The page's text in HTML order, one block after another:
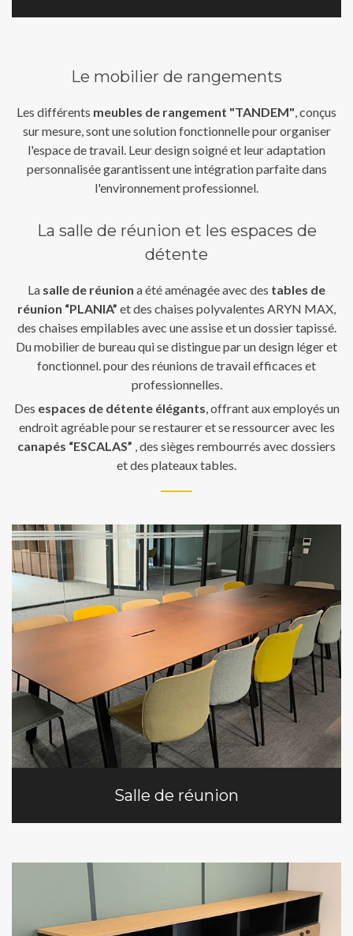
Le mobilier de rangements
Les différents meubles de rangement "TANDEM", conçus
sur mesure, sont une solution fonctionnelle pour organiser
l'espace de travail. Leur design soigné et leur adaptation
personnalisée garantissent une intégration parfaite dans
l'environnement professionnel.
La salle de réunion et les espaces de
détente
La salle de réunion a été aménagée avec des tables de
réunion “PLANIA” et des chaises polyvalentes ARYN MAX,
des chaises empilables avec une assise et un dossier tapissé.
Du mobilier de bureau qui se distingue par un design léger et
fonctionnel. pour des réunions de travail efficaces et
professionnelles.
Des espaces de détente élégants, offrant aux employés un
endroit agréable pour se restaurer et se ressourcer avec les
canapés “ESCALAS” , des sièges rembourrés avec dossiers
et des plateaux tables.
Salle de réunion